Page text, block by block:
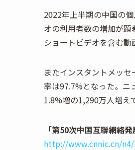
2022年上半期の中国の
オの利用者数の増加が顕
ショートビデオを含む動
またインスタントメッ
率は97.7%となった。ニ
1.8%増の1,290万人増え
「第50次中国互聯網絡
http://www.cnnic.cn/